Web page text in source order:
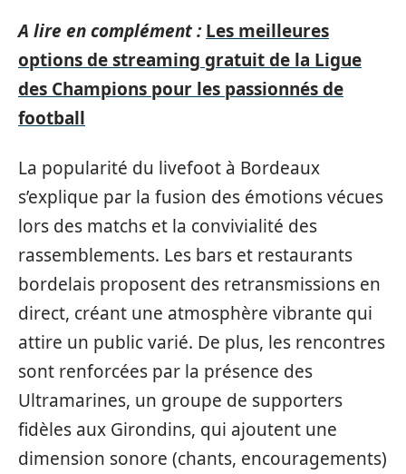
A lire en complément : Les meilleures
options de streaming gratuit de la Ligue
des Champions pour les passionnés de
football
La popularité du livefoot à Bordeaux
s’explique par la fusion des émotions vécues
lors des matchs et la convivialité des
rassemblements. Les bars et restaurants
bordelais proposent des retransmissions en
direct, créant une atmosphère vibrante qui
attire un public varié. De plus, les rencontres
sont renforcées par la présence des
Ultramarines, un groupe de supporters
fidèles aux Girondins, qui ajoutent une
dimension sonore (chants, encouragements)